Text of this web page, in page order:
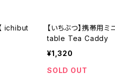
【いちぶつ】携帯用
table Tea Caddy
¥1,320
SOLD OUT